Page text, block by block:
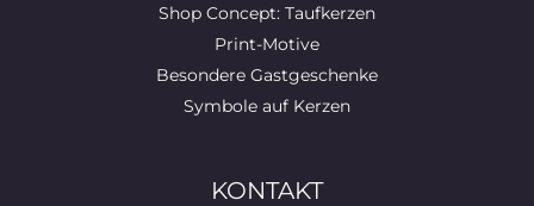
Shop Concept: Taufkerzen
Print-Motive
Besondere Gastgeschenke
Symbole auf Kerzen
KONTAKT